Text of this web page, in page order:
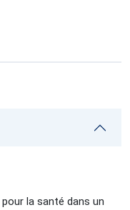
la santé dans un